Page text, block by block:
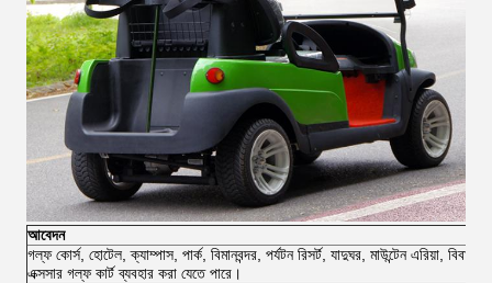
আবেদন
গল্ফ কোর্স, হোটেল, ক্যাম্পাস, পার্ক, বিমানবন্দর, পর্যটন রিসর্ট, যাদুঘর, মাউন্টেন এরিয়া,
এক্সসার গল্ফ কার্ট ব্যবহার করা যেতে পারে।